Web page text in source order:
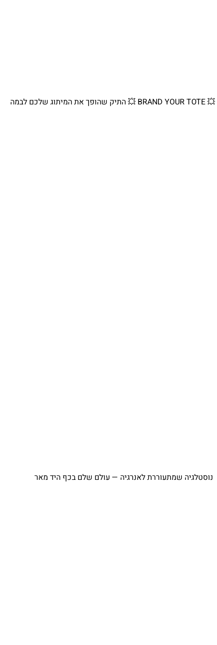
💥 BRAND YOUR TOTE 💥 התיק שהופך את המיתוג שלכם לבמה
⁨ נוסטלגיה שמתעוררת לאנרגיה — עולם שלם בכף היד מאר